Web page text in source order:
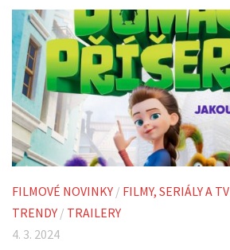
FILMOVÉ NOVINKY / FILMY, SERIÁLY A TV
TRENDY / TRAILERY
4. 3. 2024